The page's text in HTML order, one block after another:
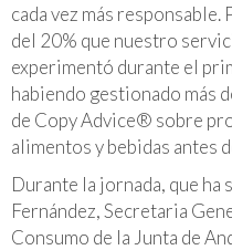
cada vez más
del 20% que nuestro
experimentó durante el
habiendo gestionado más
de Copy Advice® sobre
alimentos y bebidas antes
Durante la jornada, que ha
Fernández, Secretaria
Consumo de la Junta de